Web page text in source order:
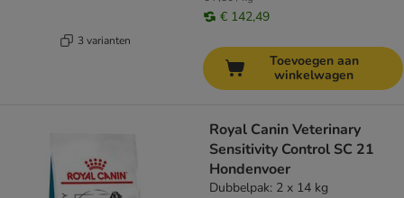
3 varianten
€ 142,49
Toevoegen aan
winkelwagen
Royal Canin Veterinary
Sensitivity Control SC 21
Hondenvoer
Dubbelpak: 2 x 14 kg